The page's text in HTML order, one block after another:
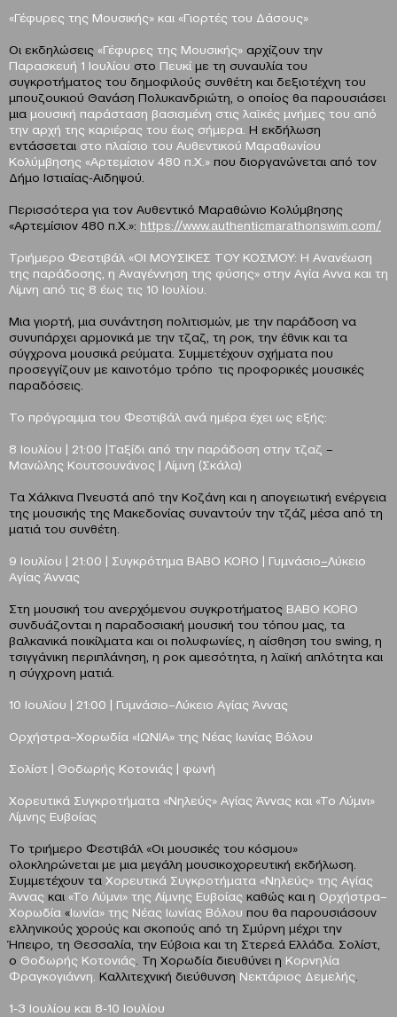
«Γέφυρες της Μουσικής» και «Γιορτές του Δάσους»
Οι εκδηλώσεις «Γέφυρες της Μουσικής» αρχίζουν την
Παρασκευή 1 Ιουλίου στο Πευκί με τη συναυλία του
συγκροτήματος του δημοφιλούς συνθέτη και δεξιοτέχνη του
μπουζουκιού Θανάση Πολυκανδριώτη, ο οποίος θα παρουσιάσει
μια μουσική παράσταση βασισμένη στις λαϊκές μνήμες του από
την αρχή της καριέρας του έως σήμερα. Η εκδήλωση
εντάσσεται στο πλαίσιο του Αυθεντικού Μαραθωνίου
Κολύμβησης «Αρτεμίσιον 480 π.Χ.» που διοργανώνεται από τον
Δήμο Ιστιαίας-Αιδηψού.
Περισσότερα για τον Αυθεντικό Μαραθώνιο Κολύμβησης
«Αρτεμίσιον 480 π.Χ.»: https://www.authenticmarathonswim.com/
Τριήμερο Φεστιβάλ «ΟΙ ΜΟΥΣΙΚΕΣ ΤΟΥ ΚΟΣΜΟΥ: Η Ανανέωση
της παράδοσης, η Αναγέννηση της φύσης» στην Αγία Αννα και τη
Λίμνη από τις 8 έως τις 10 Ιουλίου.
Μια γιορτή, μια συνάντηση πολιτισμών, με την παράδοση να
συνυπάρχει αρμονικά με την τζαζ, τη ροκ, την έθνικ και τα
σύγχρονα μουσικά ρεύματα. Συμμετέχουν σχήματα που
προσεγγίζουν με καινοτόμο τρόπο τις προφορικές μουσικές
παραδόσεις.
Το πρόγραμμα του Φεστιβάλ ανά ημέρα έχει ως εξής:
8 Ιουλίου | 21:00 |Ταξίδι από την παράδοση στην τζαζ –
Μανώλης Κουτσουνάνος | Λίμνη (Σκάλα)
Τα Χάλκινα Πνευστά από την Κοζάνη και η απογειωτική ενέργεια
της μουσικής της Μακεδονίας συναντούν την τζάζ μέσα από τη
ματιά του συνθέτη.
9 Ιουλίου | 21:00 | Συγκρότημα BABO KORO | Γυμνάσιο–Λύκειο
Αγίας Άννας
Στη μουσική του ανερχόμενου συγκροτήματος BABO KORO
συνδυάζονται η παραδοσιακή μουσική του τόπου μας, τα
βαλκανικά ποικίλματα και οι πολυφωνίες, η αίσθηση του swing, η
τσιγγάνικη περιπλάνηση, η ροκ αμεσότητα, η λαϊκή απλότητα και
η σύγχρονη ματιά.
10 Ιουλίου | 21:00 | Γυμνάσιο–Λύκειο Αγίας Άννας
Ορχήστρα–Χορωδία «ΙΩΝΙΑ» της Νέας Ιωνίας Βόλου
Σολίστ | Θοδωρής Κοτονιάς | φωνή
Χορευτικά Συγκροτήματα «Νηλεύς» Αγίας Άννας και «Το Λύμνι»
Λίμνης Ευβοίας
Το τριήμερο Φεστιβάλ «Οι μουσικές του κόσμου»
ολοκληρώνεται με μια μεγάλη μουσικοχορευτική εκδήλωση.
Συμμετέχουν τα Χορευτικά Συγκροτήματα «Νηλεύς» της Αγίας
Άννας και «Το Λύμνι» της Λίμνης Ευβοίας καθώς και η Ορχήστρα–
Χορωδία «Ιωνία» της Νέας Ιωνίας Βόλου που θα παρουσιάσουν
ελληνικούς χορούς και σκοπούς από τη Σμύρνη μέχρι την
Ήπειρο, τη Θεσσαλία, την Εύβοια και τη Στερεά Ελλάδα. Σολίστ,
ο Θοδωρής Κοτονιάς . Τη Χορωδία διευθύνει η Κορνηλία
Φραγκογιάννη. Kαλλιτεχνική διεύθυνση Νεκτάριος Δεμελής
1-3 Ιουλίου και 8-10 Ιουλίου